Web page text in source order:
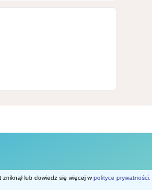
Belgia.net
lub dowiedz się więcej wpolityce prywatności.